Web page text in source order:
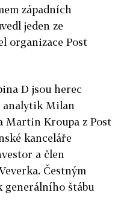
západních
jeden ze
organizace Post
D jsou herec
analytik Milan
Martin Kroupa z Post
kanceláře
a člen
Čestným
generálního štábu